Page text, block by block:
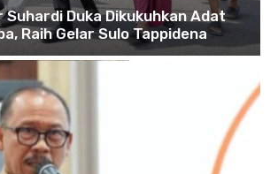
Suhardi Duka Dikukuhkan Adat
Raih Gelar Sulo Tappidena